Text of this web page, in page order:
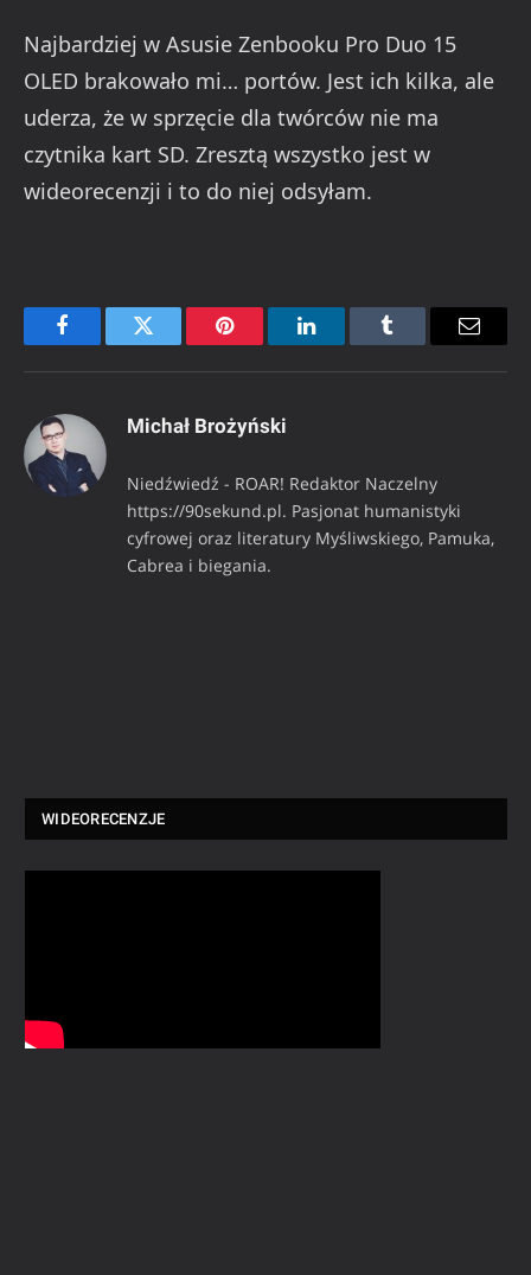
Najbardziej w Asusie Zenbooku Pro Duo 15
OLED brakowało mi… portów. Jest ich kilka, ale
uderza, że w sprzęcie dla twórców nie ma
czytnika kart SD. Zresztą wszystko jest w
wideorecenzji i to do niej odsyłam.
FacebookTwitter Pinterest LinkedInTumblr Email
Michał Brożyński
Niedźwiedź - ROAR! Redaktor Naczelny
https://90sekund.pl. Pasjonat humanistyki
cyfrowej oraz literatury Myśliwskiego, Pamuka,
Cabrea i biegania.
WIDEORECENZJE